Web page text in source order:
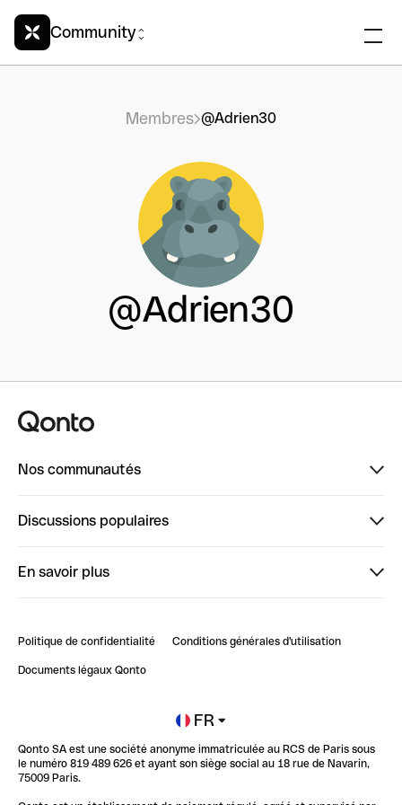
Community
Membres @Adrien30
@Adrien30
Nos communautés
ClubQonto
Discussions populaires
Impact de l'IA sur les carrières/productivité
En savoir plus
Blog
Newsroom
Glossaire finance
Politique de confidentialité Conditions générales d'utilisation
Documents légaux Qonto
FR
Qonto SA est une société anonyme immatriculée au RCS de Paris sous
le numéro 819 489 626 et ayant son siège social au 18 rue de Navarin,
75009 Paris.